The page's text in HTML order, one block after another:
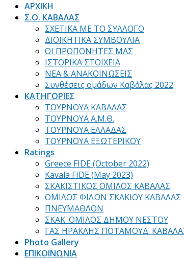
ΑΡΧΙΚΗ
Σ.Ο. ΚΑΒΑΛΑΣ
ΣΧΕΤΙΚΑ ΜΕ ΤΟ ΣΥΛΛΟΓΟ
ΔΙΟΙΚΗΤΙΚΑ ΣΥΜΒΟΥΛΙΑ
ΟΙ ΠΡΟΠΟΝΗΤΕΣ ΜΑΣ
ΙΣΤΟΡΙΚΑ ΣΤΟΙΧΕΙΑ
ΝΕΑ & ΑΝΑΚΟΙΝΩΣΕΙΣ
Συνθέσεις ομάδων Καβάλας 2022
ΚΑΤΗΓΟΡΙΕΣ
ΤΟΥΡΝΟΥΑ ΚΑΒΑΛΑΣ
ΤΟΥΡΝΟΥΑ Α.Μ.Θ.
ΤΟΥΡΝΟΥΑ ΕΛΛΑΔΑΣ
ΤΟΥΡΝΟΥΑ ΕΞΩΤΕΡΙΚΟΥ
Ratings
Greece FIDE (October 2022)
Kavala FIDE (May 2023)
ΣΚΑΚΙΣΤΙΚΟΣ ΟΜΙΛΟΣ ΚΑΒΑΛΑΣ
ΟΜΙΛΟΣ ΦΙΛΩΝ ΣΚΑΚΙΟΥ ΚΑΒΑΛΑΣ
ΠΝΕΥΜΑΘΛΟΝ
ΣΚΑΚ. ΟΜΙΛΟΣ ΔΗΜΟΥ ΝΕΣΤΟΥ
ΓΑΣ ΗΡΑΚΛΗΣ ΠΟΤΑΜΟΥΔ.
Photo Gallery
ΕΠΙΚΟΙΝΩΝΙΑ